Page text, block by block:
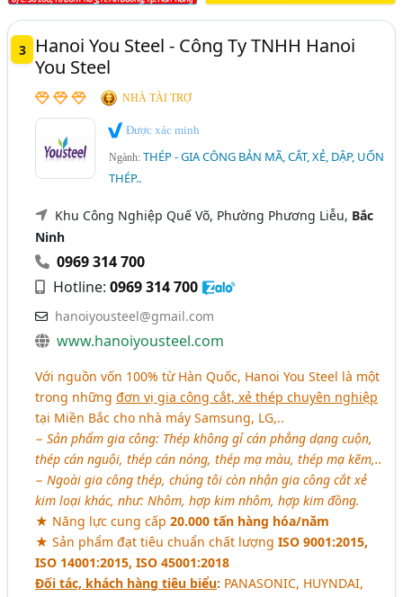
3
Hanoi You Steel - Công Ty TNHH Hanoi
You Steel
NHÀ TÀI TRỢ
Được xác minh
Ngành:THÉP - GIA CÔNG BẢN MÃ, CẮT, XẺ, DẬP, UỐN
THÉP..
Khu Công Nghiệp Quế Võ, Phường Phương Liễu, Bắc
Ninh
0969 314 700
Hotline:0969 314 700
hanoiyousteel@gmail.com
www.hanoiyousteel.com
Với nguồn vốn 100% từ Hàn Quốc, Hanoi You Steel là một
trong nhữngđơn vị gia công cắt, xẻ thép chuyên nghiệp
tại Miền Bắc cho nhà máy Samsung, LG,..
− Sản phẩm gia công: Thép không gỉ cán phẳng dạng cuộn,
thép cán nguội, thép cán nóng, thép mạ màu, thép mạ kẽm,..
− Ngoài gia công thép, chúng tôi còn nhận gia công cắt xẻ
kim loại khác, như: Nhôm, hợp kim nhôm, hợp kim đồng.
★ Năng lực cung cấp 20.000 tấn hàng hóa/năm
★ Sản phẩm đạt tiêu chuẩn chất lượng ISO 9001:2015,
ISO 14001:2015, ISO 45001:2018
Đối tác, khách hàng tiêu biểu: PANASONIC, HUYNDAI,